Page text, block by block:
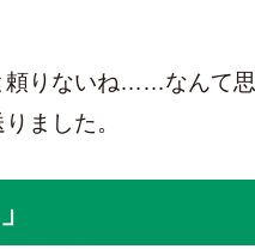
頼りないね……なんて思
ました。